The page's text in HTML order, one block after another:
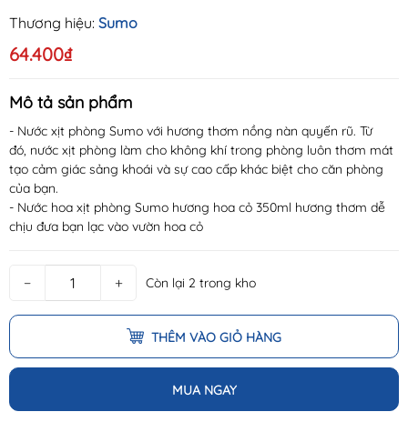
Thương hiệu: Sumo
64.400₫
Mô tả sản phẩm
- Nước xịt phòng Sumo với hương thơm nồng nàn quyến rũ. Từ
đó, nước xịt phòng làm cho không khí trong phòng luôn thơm mát
tạo cảm giác sảng khoái và sự cao cấp khác biệt cho căn phòng
của bạn.
- Nước hoa xịt phòng Sumo hương hoa cỏ 350ml hương thơm dễ
chịu đưa bạn lạc vào vườn hoa cỏ
− + Còn lại 2 trong kho
THÊM VÀO GIỎ HÀNG
MUA NGAY